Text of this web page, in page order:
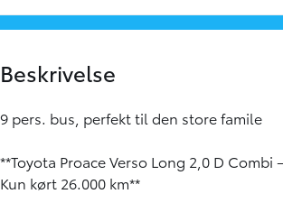
Beskrivelse
9 pers. bus, perfekt til den store famile
**Toyota Proace Verso Long 2,0 D Combi
Kun kørt 26.000 km**